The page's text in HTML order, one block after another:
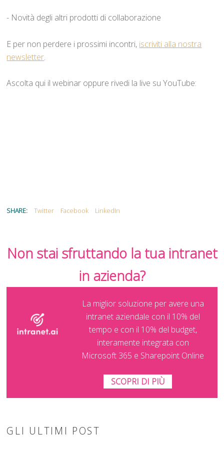
- Novità degli altri prodotti di collaborazione
E per non perdere i prossimi incontri, iscriviti alla nostra
newsletter.
Ascolta qui il webinar oppure rivedi la live su YouTube:
SHARE: Twitter Facebook LinkedIn
Non stai sfruttando la tua intranet
in azienda?
La miglior soluzione per avere una
intranet aziendale con il 10% del
tempo e con il 10% del budget,
interamente integrata con
Microsoft 365 e Sharepoint Online
SCOPRI DI PIÙ
GLI ULTIMI POST